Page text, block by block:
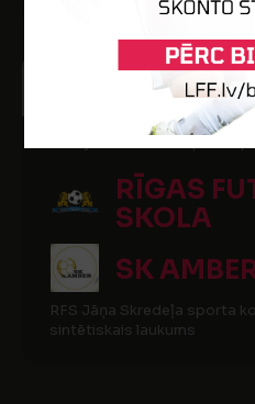
JŪN
2023
RĪGAS
SKOLA
SK
RFS Jāņa Skredeļa sporta
sintētiskais laukums